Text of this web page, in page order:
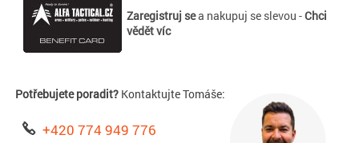
Zaregistruj sea nakupuj se slevou -Chci
vědět víc
Potřebujete poradit? Kontaktujte Tomáše:
+420 774 949 776